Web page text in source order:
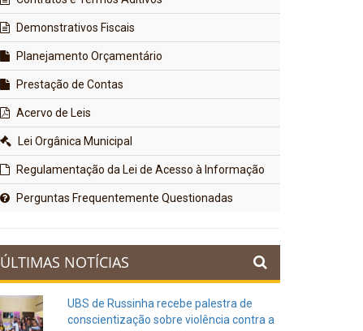
Demonstrativos Fiscais
Planejamento Orçamentário
Prestação de Contas
Acervo de Leis
Lei Orgânica Municipal
Regulamentação da Lei de Acesso à Informação
Perguntas Frequentemente Questionadas
ÚLTIMAS NOTÍCIAS
UBS de Russinha recebe palestra de
conscientização sobre violência contra a